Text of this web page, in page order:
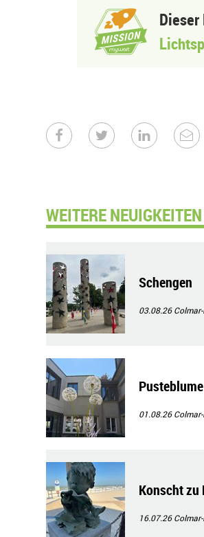
WEITERE
Schengen
03.08.26
Pusteblume
01.08.26
Konscht zu
16.07.26